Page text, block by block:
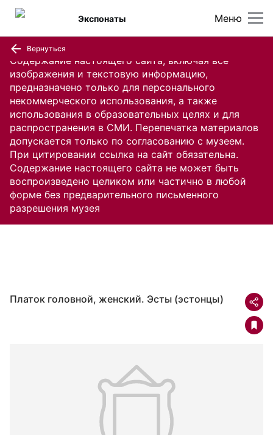
Содержание настоящего сайта, включая все
изображения и текстовую информацию,
предназначено только для персонального
некоммерческого использования, а также
использования в образовательных целях и для
распространения в СМИ. Перепечатка материалов
допускается только по согласованию с музеем.
При цитировании ссылка на сайт обязательна.
Содержание настоящего сайта не может быть
воспроизведено целиком или частично в любой
форме без предварительного письменного
разрешения музея
Меню
Экспонаты
Вернуться
Платок головной, женский. Эсты (эстонцы)